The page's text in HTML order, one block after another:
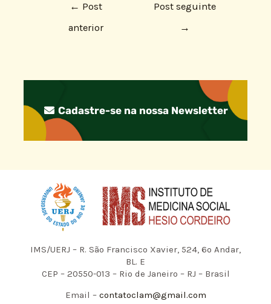
← Post
anterior
Post seguinte
→
Cadastre-se na nossa Newsletter
IMS/UERJ – R. São Francisco Xavier, 524, 6º Andar,
BL. E
CEP – 20550-013 – Rio de Janeiro – RJ – Brasil
Email –contatoclam@gmail.com